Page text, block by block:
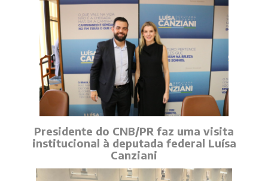
Presidente do CNB/PR faz uma visita
institucional à deputada federal Luísa
Canziani